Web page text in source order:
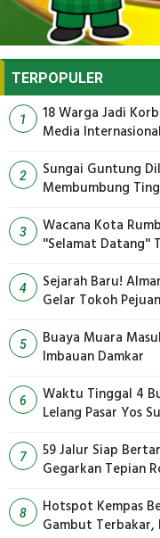
TERPOPULER
1
18 Warga Jadi
Media
2
Sungai Guntung
Membumbung
3
Wacana Kota
''Selamat Datang''
4
Sejarah Baru!
Gelar Tokoh
5
Buaya Muara
Imbauan Damkar
6
Waktu Tinggal 4
Lelang Pasar Yos
7
59 Jalur Siap
Gegarkan Tepian
8
Hotspot Kempas
Gambut Terbakar,